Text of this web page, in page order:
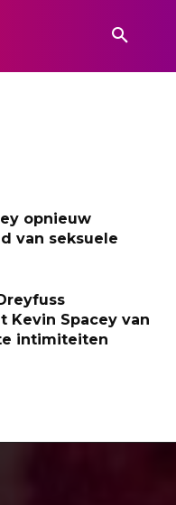
opnieuw
van seksuele
Kevin Spacey van
intimiteiten